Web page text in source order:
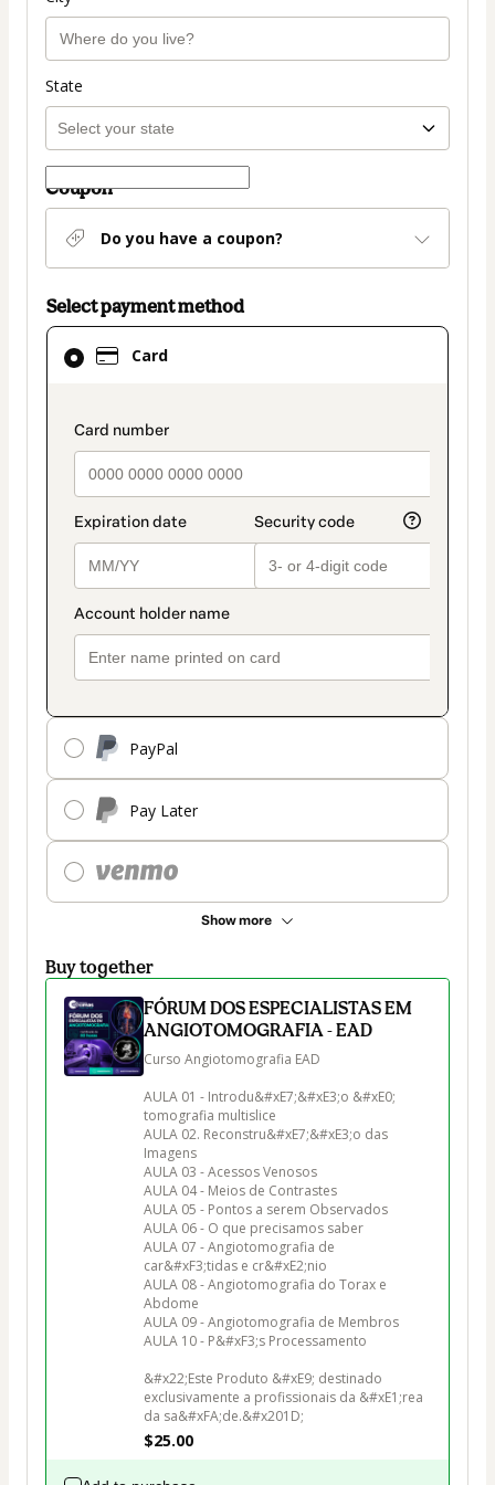
State
Coupon
Do you have a coupon?
Select payment method
Card
payment_data.section_title_v2
PayPal
Pay Later
Show more
Card
selected
method
Buy together
FÓRUM DOS ESPECIALISTAS EM
ANGIOTOMOGRAFIA - EAD
Curso Angiotomografia EAD
AULA 01 - Introdu&#xE7;&#xE3;o &#xE0;
tomografia multislice
AULA 02. Reconstru&#xE7;&#xE3;o das
Imagens
AULA 03 - Acessos Venosos
AULA 04 - Meios de Contrastes
AULA 05 - Pontos a serem Observados
AULA 06 - O que precisamos saber
AULA 07 - Angiotomografia de
car&#xF3;tidas e cr&#xE2;nio
AULA 08 - Angiotomografia do Torax e
Abdome
AULA 09 - Angiotomografia de Membros
AULA 10 - P&#xF3;s Processamento
&#x22;Este Produto &#xE9; destinado
exclusivamente a profissionais da &#xE1;rea
da sa&#xFA;de.&#x201D;
$25.00